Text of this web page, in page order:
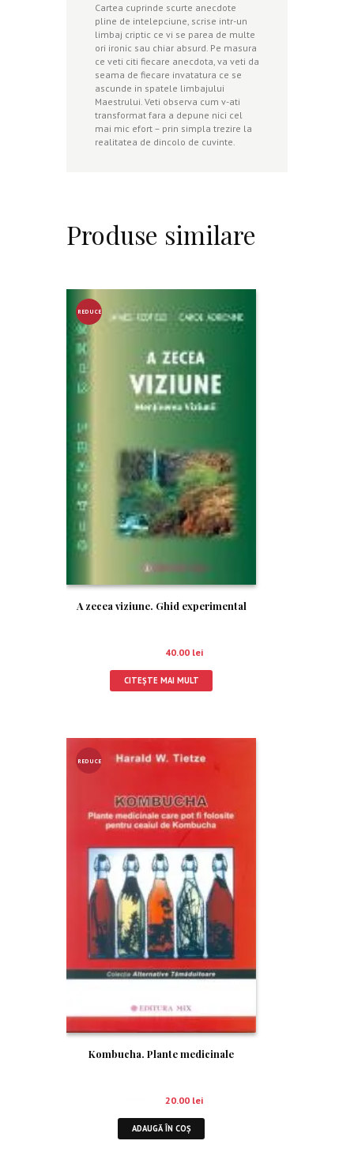
Cartea cuprinde scurte anecdote
pline de intelepciune, scrise intr-un
limbaj criptic ce vi se parea de multe
ori ironic sau chiar absurd. Pe masura
ce veti citi fiecare anecdota, va veti da
seama de fiecare invatatura ce se
ascunde in spatele limbajului
Maestrului. Veti observa cum v-ati
transformat fara a depune nici cel
mai mic efort – prin simpla trezire la
realitatea de dincolo de cuvinte.
Produse similare
REDUCE
RE!
A zecea viziune. Ghid experimental
40.00 lei
CITEȘTE MAI MULT
REDUCE
Kombucha. Plante medicinale
20.00 lei
ADAUGĂ ÎN COȘ